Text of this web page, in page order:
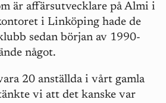
är affärsutvecklare på Almi i
i Linköping hade de
sedan början av 1990-
något.
20 anställda i vårt gamla
vi att det kanske var